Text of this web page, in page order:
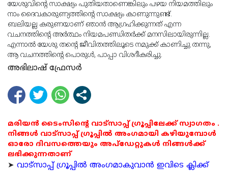
യേശുവിന്റെ സാക്ഷ്യം പുതിയതാണെങ്കിലും പഴയ നിയമത്തിലും
നാം ദൈവകാരുണ്യത്തിന്റെ സാക്ഷ്യം കാണുന്നുണ്ട്.
ബലിയല്ല കരുണയാണ് ഞാന്‍ ആഗ്രഹിക്കുന്നത് എന്ന
വചനത്തിന്റെ അര്‍ത്ഥം നിയമപണ്ഡിതര്‍ക്ക് മനസിലായിരുന്നില്ല.
എന്നാല്‍ യേശു തന്റെ ജീവിതത്തിലൂടെ നമുക്ക് കാണിച്ചു തന്നു,
ആ വചനത്തിന്റെ പൊരുള്‍, പാപ്പാ വിശദീകരിച്ചു.
അഭിലാഷ് ഫ്രേസര്‍
മരിയൻ ടൈംസിന്റെ വാട്സാപ്പ് ഗ്രൂപ്പിലേക്ക് സ്വാഗതം .
നിങ്ങൾ വാട്സാപ്പ് ഗ്രൂപ്പിൽ അംഗമായി കഴിയുമ്പോൾ
ഓരോ ദിവസത്തെയും അപ്ഡേറ്റുകൾ നിങ്ങൾക്ക്
ലഭിക്കുന്നതാണ്
➤ വാട്സാപ്പ് ഗ്രൂപ്പിൽ അംഗമാകുവാൻ ഇവിടെ ക്ലിക്ക്